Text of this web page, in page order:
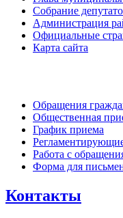
Собрание
Администрация
Официальные
Карта сайта
Обращения
Общественная
График приема
Работа с
Форма для
Контакты